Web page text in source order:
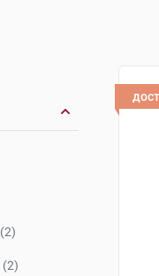
(2)
(2)